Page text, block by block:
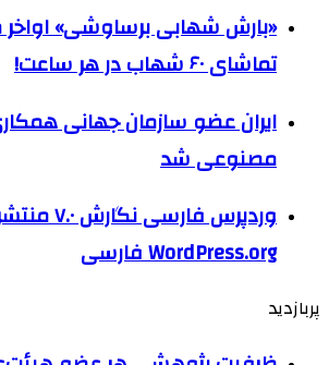
«بارش شهابی برساوشی» اواخر
تماشای ۶۰ شهاب در هر ساعت!
ایران عضو سازمان جهانی
مصنوعی شد
وردپرس فارسی
WordPress.org فارسی
پربازدید